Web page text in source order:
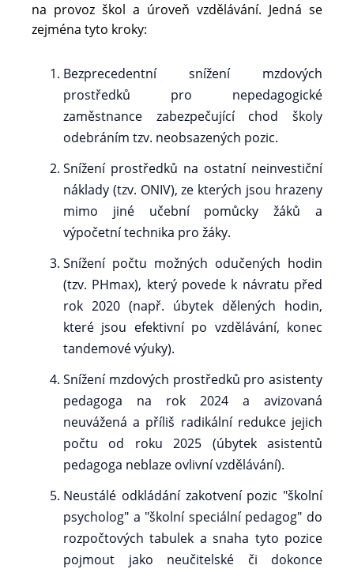
na provoz škol a úroveň vzdělávání. Jedná se
zejména tyto kroky:
Bezprecedentní snížení mzdových
prostředků pro nepedagogické
zaměstnance zabezpečující chod školy
odebráním tzv. neobsazených pozic.
Snížení prostředků na ostatní neinvestiční
náklady (tzv. ONIV), ze kterých jsou hrazeny
mimo jiné učební pomůcky žáků a
výpočetní technika pro žáky.
Snížení počtu možných odučených hodin
(tzv. PHmax), který povede k návratu před
rok 2020 (např. úbytek dělených hodin,
které jsou efektivní po vzdělávání, konec
tandemové výuky).
Snížení mzdových prostředků pro asistenty
pedagoga na rok 2024 a avizovaná
neuvážená a příliš radikální redukce jejich
počtu od roku 2025 (úbytek asistentů
pedagoga neblaze ovlivní vzdělávání).
Neustálé odkládání zakotvení pozic "školní
psycholog" a "školní speciální pedagog" do
rozpočtových tabulek a snaha tyto pozice
pojmout jako neučitelské či dokonce